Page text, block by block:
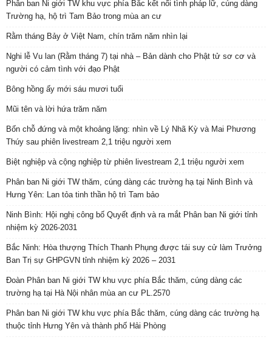
Phân ban Ni giới TW khu vực phía Bắc kết nối tình pháp lữ, cúng dàng
Trường hạ, hộ trì Tam Bảo trong mùa an cư
Rằm tháng Bảy ở Việt Nam, chín trăm năm nhìn lại
Nghi lễ Vu lan (Rằm tháng 7) tại nhà – Bản dành cho Phật tử sơ cơ và
người có cảm tình với đạo Phật
Bông hồng ấy mới sáu mươi tuổi
Mũi tên và lời hứa trăm năm
Bốn chỗ đứng và một khoảng lặng: nhìn về Lý Nhã Kỳ và Mai Phương
Thúy sau phiên livestream 2,1 triệu người xem
Biệt nghiệp và cộng nghiệp từ phiên livestream 2,1 triệu người xem
Phân ban Ni giới TW thăm, cúng dàng các trường hạ tại Ninh Bình và
Hưng Yên: Lan tỏa tinh thần hộ trì Tam bảo
Ninh Bình: Hội nghị công bố Quyết định và ra mắt Phân ban Ni giới tỉnh
nhiệm kỳ 2026-2031
Bắc Ninh: Hòa thượng Thích Thanh Phụng được tái suy cử làm Trưởng
Ban Trị sự GHPGVN tỉnh nhiệm kỳ 2026 – 2031
Đoàn Phân ban Ni giới TW khu vực phía Bắc thăm, cúng dàng các
trường hạ tại Hà Nội nhân mùa an cư PL.2570
Phân ban Ni giới TW khu vực phía Bắc thăm, cúng dàng các trường hạ
thuộc tỉnh Hưng Yên và thành phố Hải Phòng